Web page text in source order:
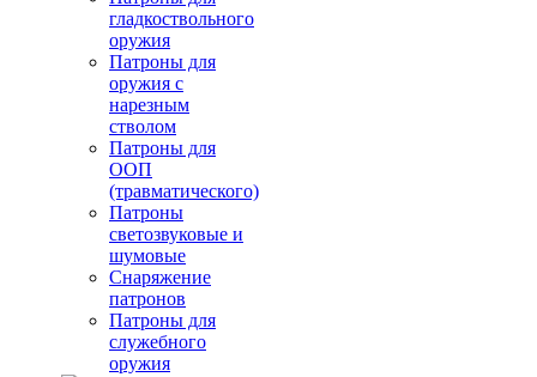
гладкоствольного
оружия
Патроны для
оружия с
нарезным
стволом
Патроны для
ООП
(травматического)
Патроны
светозвуковые и
шумовые
Снаряжение
патронов
Патроны для
служебного
оружия